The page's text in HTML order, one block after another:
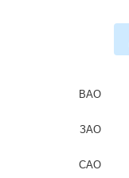
ВАО
ЗАО
САО